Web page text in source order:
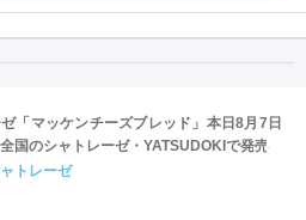
「マッケンチーズブレッド」本日8月7日
全国のシャトレーゼ・YATSUDOKIで発売
トレーゼ